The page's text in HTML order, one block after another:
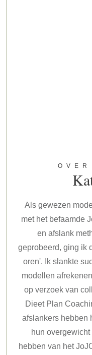
Als gewezen
met het befaamde
en afslank
geprobeerd, ging ik
oren'. Ik slankte
modellen
op verzoek van
Dieet Plan
afslankers hebben
hun
hebben van het